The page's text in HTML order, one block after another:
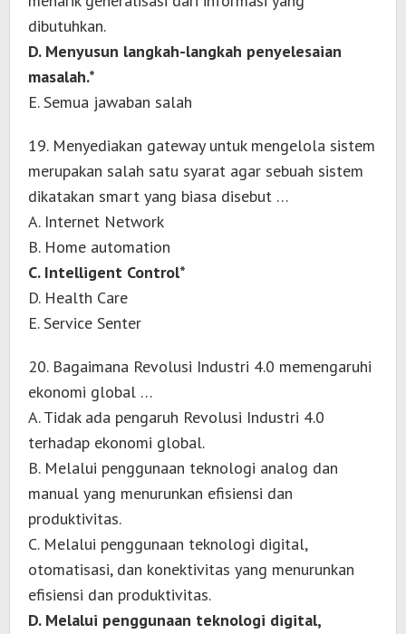
dibutuhkan.
D. Menyusun langkah-langkah penyelesaian
masalah.*
E. Semua jawaban salah
19. Menyediakan gateway untuk mengelola sistem
merupakan salah satu syarat agar sebuah sistem
dikatakan smart yang biasa disebut …
A. Internet Network
B. Home automation
C. Intelligent Control*
D. Health Care
E. Service Senter
20. Bagaimana Revolusi Industri 4.0 memengaruhi
ekonomi global …
A. Tidak ada pengaruh Revolusi Industri 4.0
terhadap ekonomi global.
B. Melalui penggunaan teknologi analog dan
manual yang menurunkan efisiensi dan
produktivitas.
C. Melalui penggunaan teknologi digital,
otomatisasi, dan konektivitas yang menurunkan
efisiensi dan produktivitas.
D. Melalui penggunaan teknologi digital,